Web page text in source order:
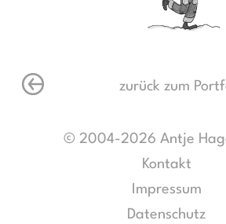
zurück zum
© 2004-2026 Antje
Kontakt
Impressum
Datenschutz